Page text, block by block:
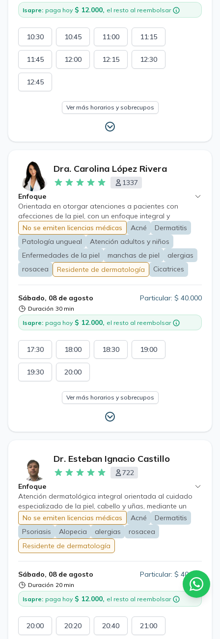
Isapre: paga hoy $ 12.000, el resto al reembolsar
10:30 10:45 11:00 11:15
11:45 12:00 12:15 12:30
12:45
Ver más horarios y sobrecupos
Dra. Carolina López Rivera
1337
Enfoque
Orientada en otorgar atenciones a pacientes con
afecciones de la piel, con un enfoque integral y
personalizado. En el área de medicina laboral, cuento
además con amplia experiencia en enfermedades
derivadas del trabajo, tanto dermatológicas como de la
esfera de salud mental tan predominantes como el
estrés laboral, ayudando mediante terapias accesibles y
la intervención de los estilos de vida.
No se emiten licencias médicas Acné
Dermatitis
Patología ungueal
Atención adultos y niños
Enfermedades de la piel
manchas de piel
alergias
rosacea
Residente de dermatología Cicatrices
Sábado, 08 de agosto
Duración 30 min
Particular: $ 40.000
Isapre: paga hoy $ 12.000, el resto al reembolsar
17:30 18:00 18:30 19:00
19:30 20:00
Ver más horarios y sobrecupos
Dr. Esteban Ignacio Castillo
722
Enfoque
Atención dermatológica integral orientada al cuidado
especializado de la piel, cabello y uñas, mediante un
enfoque personalizado y actualizado para el manejo de
diversas enfermedades dermatológicas
No se emiten licencias médicas Acné
Dermatitis
Psoriasis
Alopecia alergias
rosacea
Residente de dermatología
Sábado, 08 de agosto
Duración 20 min
Particular: $ 40.000
Isapre: paga hoy $ 12.000, el resto al reembolsar
20:00 20:20 20:40 21:00